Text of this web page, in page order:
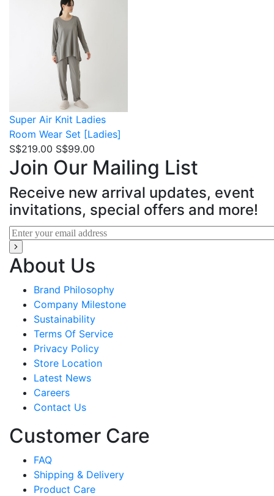
Super Air Knit Ladies
Room Wear Set [Ladies]
S$219.00 S$99.00
Join Our Mailing List
Receive new arrival updates, event
invitations, special offers and more!
About Us
Brand Philosophy
Company Milestone
Sustainability
Terms Of Service
Privacy Policy
Store Location
Latest News
Careers
Contact Us
Customer Care
FAQ
Shipping & Delivery
Product Care